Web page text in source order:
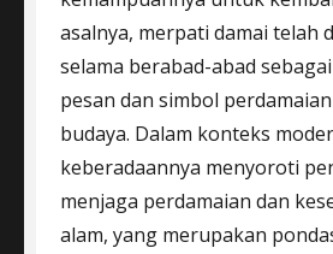
asalnya, merpati damai telah
selama berabad-abad
pesan dan simbol
budaya. Dalam konteks
keberadaannya menyoroti
menjaga perdamaian dan
alam, yang merupakan